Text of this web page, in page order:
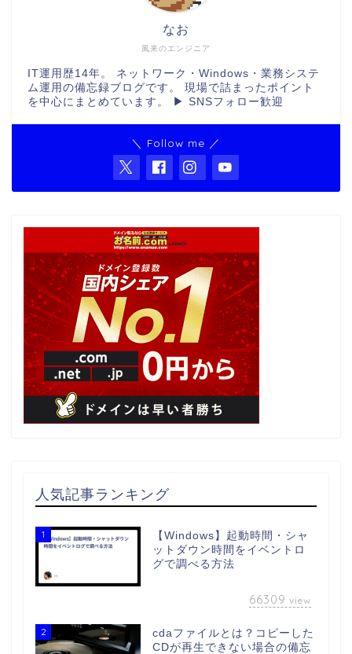
風来のエンジニア
なお
IT運用歴14年。 ネットワーク・Windows・業務システ
ム運用の備忘録ブログです。 現場で詰まったポイント
を中心にまとめています。 ▶ SNSフォロー歓迎
＼ Follow me ／
人気記事ランキング
1
【Windows】起動時間・シャ
ットダウン時間をイベントロ
グで調べる方法
66309 view
2
cdaファイルとは？コピーした
CDが再生できない場合の備忘